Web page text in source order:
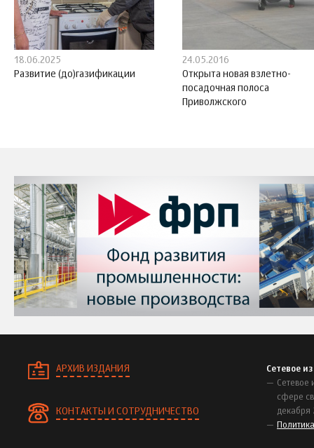
18.06.2025
Развитие (до)газификации
24.05.2016
Открыта новая взлетно-
посадочная полоса
Приволжского
АРХИВ ИЗДАНИЯ
КОНТАКТЫ И СОТРУДНИЧЕСТВО
Сетевое
Сетевое
сфере
декабря